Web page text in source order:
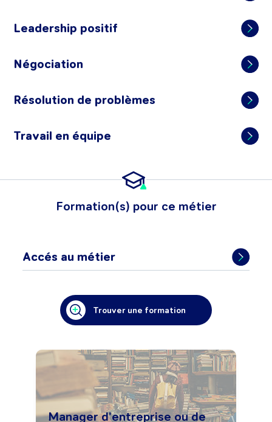
Leadership positif
Négociation
Résolution de problèmes
Travail en équipe
Formation(s) pour ce métier
Accés au métier
Trouver une formation
Manager d'entreprise ou de